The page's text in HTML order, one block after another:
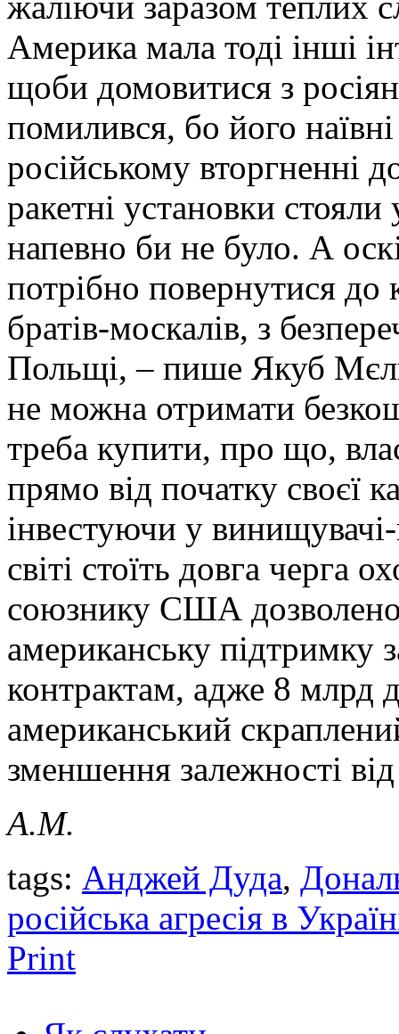
Америка мала тоді інші
щоби домовитися з
помилився, бо його
російському вторгненні
ракетні установки стояли
напевно би не було. А
потрібно повернутися до
братів-москалів, з
Польщі, – пише Якуб
не можна отримати
треба купити, про що,
прямо від початку своєї
інвестуючи у
світі стоїть довга черга
союзнику США
американську підтримку
контрактам, адже 8 млрд
американський
зменшення залежності
А.М.
tags: Анджей Дуда,
російська агресія в
Print